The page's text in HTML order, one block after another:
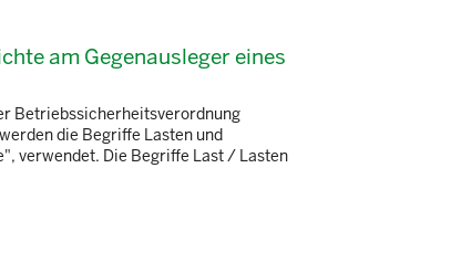
am Gegenausleger eines
Betriebssicherheitsverordnung
die Begriffe Lasten und
verwendet. Die Begriffe Last / Lasten